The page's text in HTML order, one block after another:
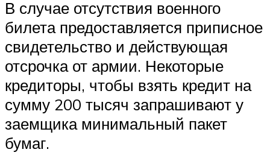
В случае отсутствия военного
билета предоставляется приписное
свидетельство и действующая
отсрочка от армии. Некоторые
кредиторы, чтобы взять кредит на
сумму 200 тысяч запрашивают у
заемщика минимальный пакет
бумаг.